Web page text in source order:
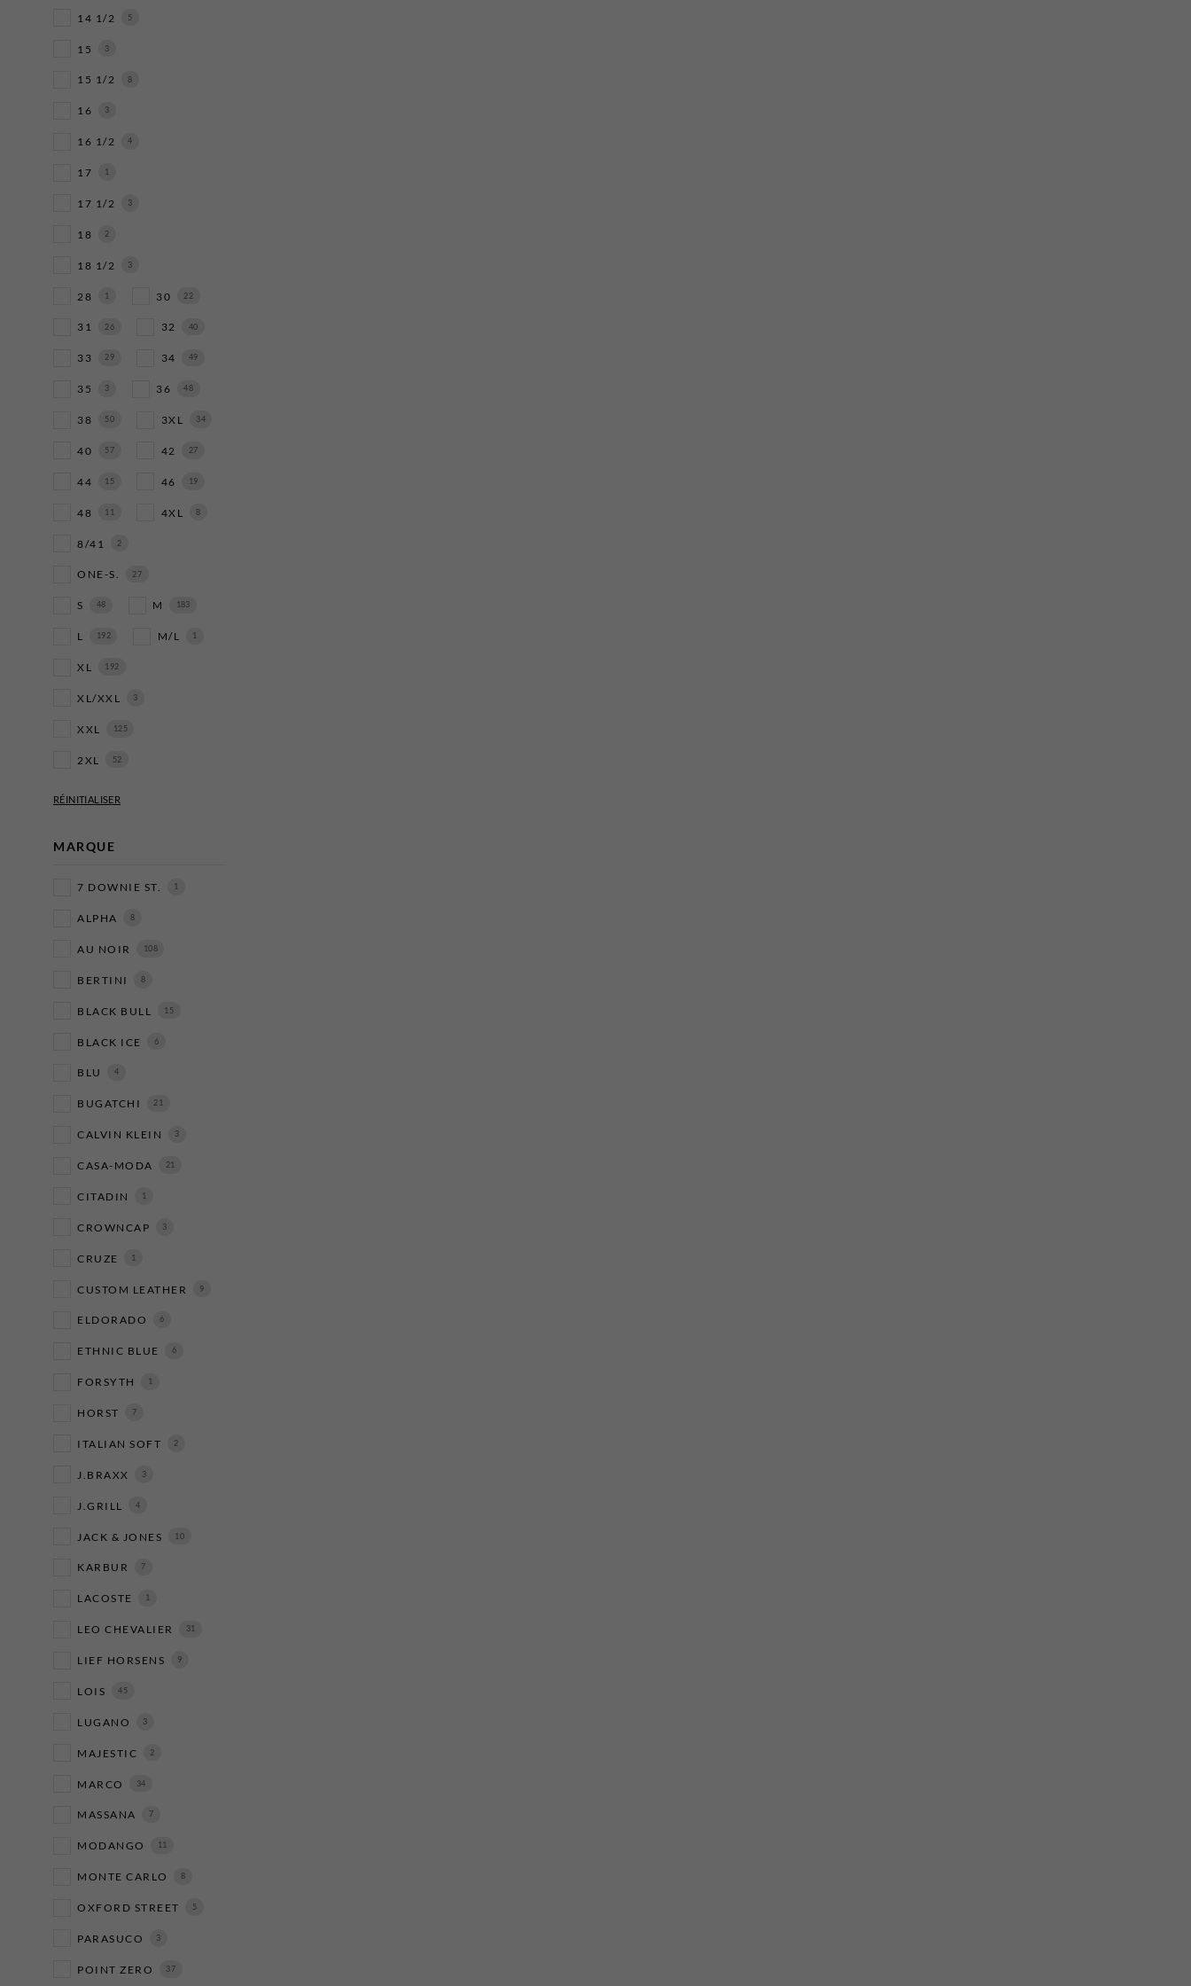
14 1/2 5
15 3
15 1/2 8
16 3
16 1/2 4
17 1
17 1/2 3
18 2
18 1/2 3
28 1 30 22
31 26 32 40
33 29 34 49
35 3 36 48
38 50 3XL 34
40 57 42 27
44 15 46 19
48 11 4XL 8
8/41 2
ONE-S. 27
S 48 M 183
L 192 M/L 1
XL 192
XL/XXL 3
XXL 125
2XL 52
MARQUE
7 DOWNIE ST. 1
ALPHA 8
AU NOIR 108
BERTINI 8
BLACK BULL 15
BLACK ICE 6
BLU 4
BUGATCHI 21
CALVIN KLEIN 3
CASA-MODA 21
CITADIN 1
CROWNCAP 3
CRUZE 1
CUSTOM LEATHER 9
ELDORADO 6
ETHNIC BLUE 6
FORSYTH 1
HORST 7
ITALIAN SOFT 2
J.BRAXX 3
J.GRILL 4
JACK & JONES 10
KARBUR 7
LACOSTE 1
LEO CHEVALIER 31
LIEF HORSENS 9
LOIS 45
LUGANO 3
MAJESTIC 2
MARCO 34
MASSANA 7
MODANGO 11
MONTE CARLO 8
OXFORD STREET 5
PARASUCO 3
POINT ZERO 37